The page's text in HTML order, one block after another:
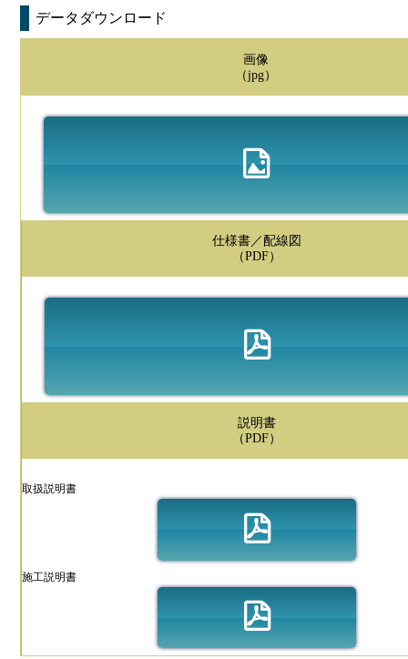
データダウンロード
画像
（jpg）
仕様書／配線図
（PDF）
説明書
（PDF）
取扱説明書
施工説明書